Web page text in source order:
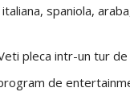
spaniola,
pleca intr-un tur
de